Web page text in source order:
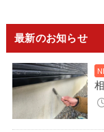
最新のお知らせ